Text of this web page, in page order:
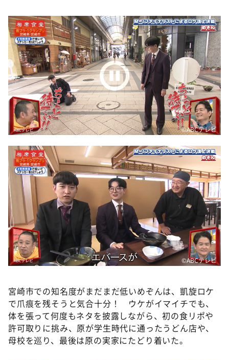
©ABCテレビ
©ABCテレビ
宮崎市での知名度がまだまだ低いめぞんは、凱旋ロケ
で爪痕を残そうと気合十分！ ウケがイマイチでも、
体を張って何度もネタを披露しながら、初の食リポや
許可取りに挑み、原が学生時代に通ったうどん店や、
母校を巡り、最後は原の実家にたどり着いた。